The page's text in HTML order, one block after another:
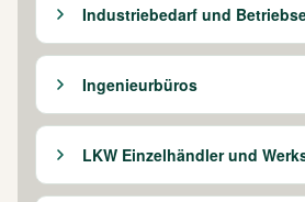
Industriebedarf und
Ingenieurbüros
LKW Einzelhändler und